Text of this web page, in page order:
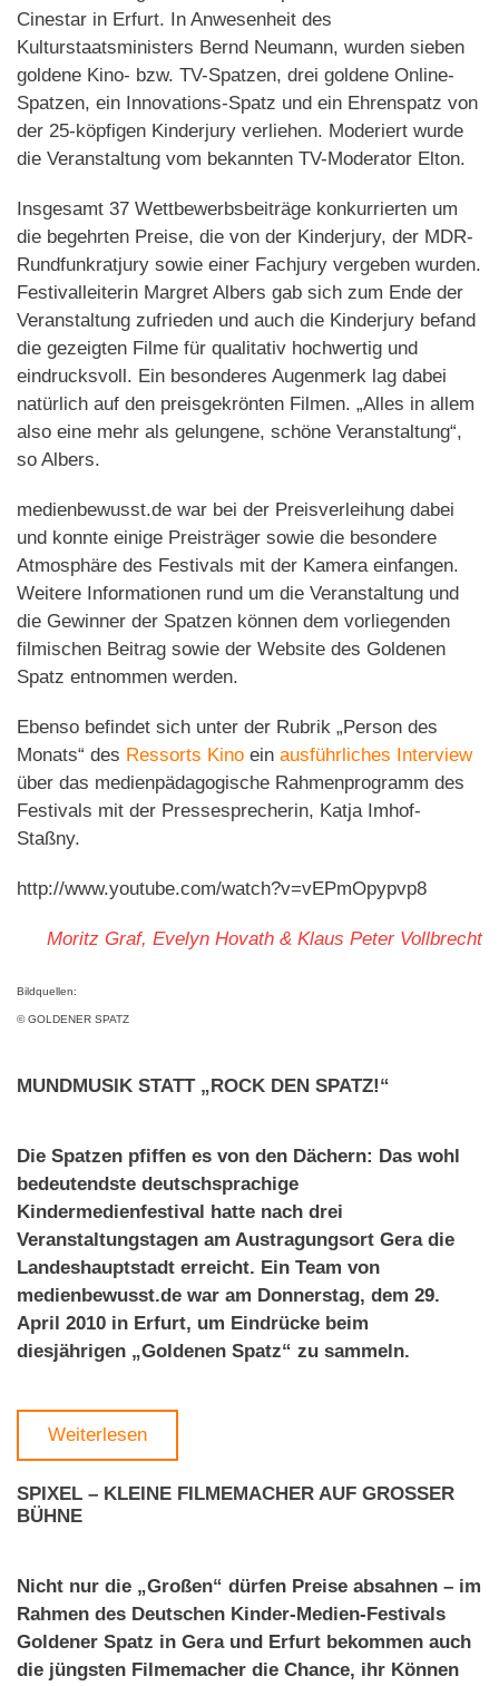
Cinestar in Erfurt. In Anwesenheit des
Kulturstaatsministers Bernd Neumann, wurden sieben
goldene Kino- bzw. TV-Spatzen, drei goldene Online-
Spatzen, ein Innovations-Spatz und ein Ehrenspatz von
der 25-köpfigen Kinderjury verliehen. Moderiert wurde
die Veranstaltung vom bekannten TV-Moderator Elton.
Insgesamt 37 Wettbewerbsbeiträge konkurrierten um
die begehrten Preise, die von der Kinderjury, der MDR-
Rundfunkratjury sowie einer Fachjury vergeben wurden.
Festivalleiterin Margret Albers gab sich zum Ende der
Veranstaltung zufrieden und auch die Kinderjury befand
die gezeigten Filme für qualitativ hochwertig und
eindrucksvoll. Ein besonderes Augenmerk lag dabei
natürlich auf den preisgekrönten Filmen. „Alles in allem
also eine mehr als gelungene, schöne Veranstaltung“,
so Albers.
medienbewusst.de war bei der Preisverleihung dabei
und konnte einige Preisträger sowie die besondere
Atmosphäre des Festivals mit der Kamera einfangen.
Weitere Informationen rund um die Veranstaltung und
die Gewinner der Spatzen können dem vorliegenden
filmischen Beitrag sowie der Website des Goldenen
Spatz entnommen werden.
Ebenso befindet sich unter der Rubrik „Person des
Monats“ des Ressorts Kino ein ausführliches Interview
über das medienpädagogische Rahmenprogramm des
Festivals mit der Pressesprecherin, Katja Imhof-
Staßny.
http://www.youtube.com/watch?v=vEPmOpypvp8
Moritz Graf, Evelyn Hovath & Klaus Peter Vollbrecht
Bildquellen:
© GOLDENER SPATZ
MUNDMUSIK STATT „ROCK DEN SPATZ!“
Die Spatzen pfiffen es von den Dächern: Das wohl
bedeutendste deutschsprachige
Kindermedienfestival hatte nach drei
Veranstaltungstagen am Austragungsort Gera die
Landeshauptstadt erreicht. Ein Team von
medienbewusst.de war am Donnerstag, dem 29.
April 2010 in Erfurt, um Eindrücke beim
diesjährigen „Goldenen Spatz“ zu sammeln.
Weiterlesen
SPIXEL – KLEINE FILMEMACHER AUF GROSSER B
ÜHNE
Nicht nur die „Großen“ dürfen Preise absahnen – im
Rahmen des Deutschen Kinder-Medien-Festivals
Goldener Spatz in Gera und Erfurt bekommen auch
die jüngsten Filmemacher die Chance, ihr Können